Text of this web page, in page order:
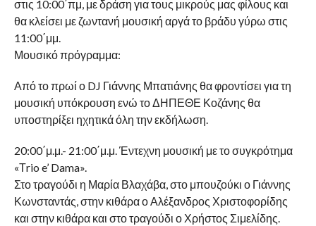
στις 10:00΄πμ, με δράση για τους μικρούς μας φίλους και
θα κλείσει με ζωντανή μουσική αργά το βράδυ γύρω στις
11:00΄μμ.
Μουσικό πρόγραμμα:
Από το πρωί ο DJ Γιάννης Μπατιάνης θα φροντίσει για τη
μουσική υπόκρουση ενώ το ΔΗΠΕΘΕ Κοζάνης θα
υποστηρίξει ηχητικά όλη την εκδήλωση.
20:00΄μ.μ.- 21:00΄μ.μ. Έντεχνη μουσική με το συγκρότημα
«Τrio e’ Dama».
Στο τραγούδι η Μαρία Βλαχάβα, στο μπουζούκι ο Γιάννης
Κωνσταντάς, στην κιθάρα ο Αλέξανδρος Χριστοφορίδης
και στην κιθάρα και στο τραγούδι ο Χρήστος Σιμελίδης.